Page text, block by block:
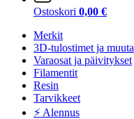
Ostoskori 0,00 €
Merkit
3D-tulostimet ja muuta
Varaosat ja päivitykset
Filamentit
Resin
Tarvikkeet
⚡ Alennus